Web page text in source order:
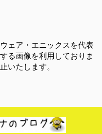
ェア・エニックスを代表
る画像を利用しておりま
いたします。